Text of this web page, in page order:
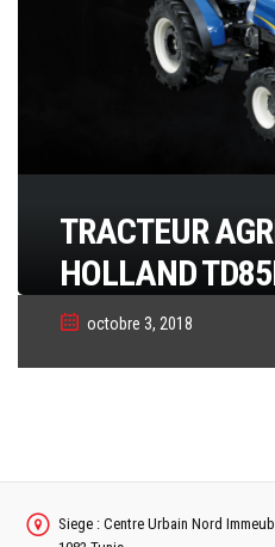
TRACTEUR
HOLLAND
octobre 3, 2018
Siege : Centre Urbain Nord